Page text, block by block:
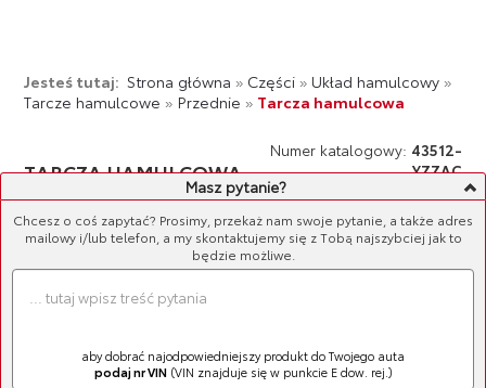
Jesteś tutaj: Strona główna » Części» Układ hamulcowy»
Tarcze hamulcowe » Przednie » Tarcza hamulcowa
TARCZA HAMULCOWA
Numer katalogowy: 43512-
YZZAC
Masz pytanie?
Chcesz o coś zapytać? Prosimy, przekaż nam swoje pytanie, a także adres
mailowy i/lub telefon, a my skontaktujemy się z Tobą najszybciej jak to
będzie możliwe.
aby dobrać najodpowiedniejszy produkt do Twojego auta
podaj nr VIN(VIN znajduje się w punkcie E dow. rej.)